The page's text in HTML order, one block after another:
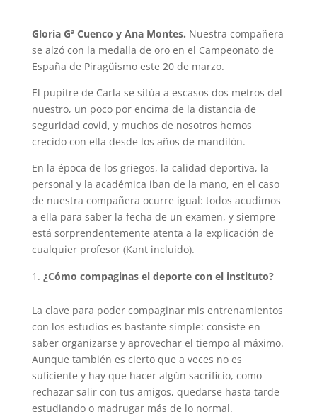
Gloria Gª Cuenco y Ana Montes. Nuestra compañera
se alzó con la medalla de oro en el Campeonato de
España de Piragüismo este 20 de marzo.
El pupitre de Carla se sitúa a escasos dos metros del
nuestro, un poco por encima de la distancia de
seguridad covid, y muchos de nosotros hemos
crecido con ella desde los años de mandilón.
En la época de los griegos, la calidad deportiva, la
personal y la académica iban de la mano, en el caso
de nuestra compañera ocurre igual: todos acudimos
a ella para saber la fecha de un examen, y siempre
está sorprendentemente atenta a la explicación de
cualquier profesor (Kant incluido).
¿Cómo compaginas el deporte con el instituto?
La clave para poder compaginar mis entrenamientos
con los estudios es bastante simple: consiste en
saber organizarse y aprovechar el tiempo al máximo.
Aunque también es cierto que a veces no es
suficiente y hay que hacer algún sacrificio, como
rechazar salir con tus amigos, quedarse hasta tarde
estudiando o madrugar más de lo normal.